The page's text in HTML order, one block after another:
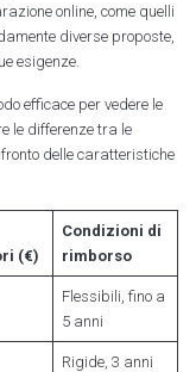
online, come quelli
diverse proposte,
esigenze.
efficace per vedere le
le differenze tra le
delle caratteristiche
(€)
Condizioni di
rimborso
Flessibili, fino a
5 anni
Rigide, 3 anni